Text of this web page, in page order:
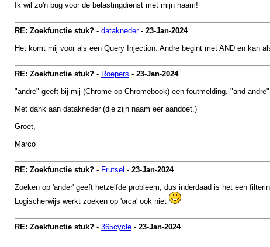
Ik wil zo'n bug voor de belastingdienst met mijn naam!
RE: Zoekfunctie stuk?- datakneder- 23-Jan-2024
Het komt mij voor als een Query Injection. Andre begint met AND en kan
RE: Zoekfunctie stuk?- Roepers - 23-Jan-2024
"andre" geeft bij mij (Chrome op Chromebook) een foutmelding. "and
Met dank aan datakneder (die zijn naam eer aandoet.)
Groet,
Marco
RE: Zoekfunctie stuk?- Frutsel - 23-Jan-2024
Zoeken op 'ander' geeft hetzelfde probleem, dus inderdaad is het een
Logischerwijs werkt zoeken op 'orca' ook niet
RE: Zoekfunctie stuk?- 365cycle- 23-Jan-2024